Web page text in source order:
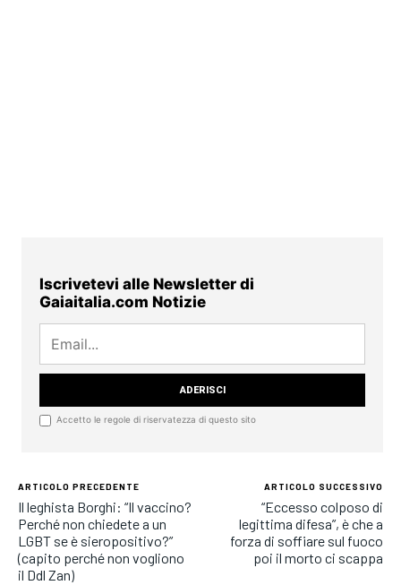
Iscrivetevi alle Newsletter di
Gaiaitalia.com Notizie
Accetto le regole di riservatezza di questo sito
ARTICOLO PRECEDENTE
Il leghista Borghi: “Il vaccino?
Perché non chiedete a un
LGBT se è sieropositivo?”
(capito perché non vogliono
il Ddl Zan)
ARTICOLO SUCCESSIVO
“Eccesso colposo di
legittima difesa”, è che a
forza di soffiare sul fuoco
poi il morto ci scappa